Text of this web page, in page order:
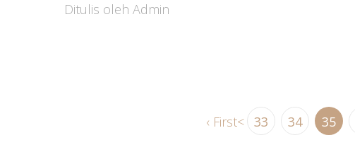
Ditulis oleh Admin
‹ First< 33 34 35